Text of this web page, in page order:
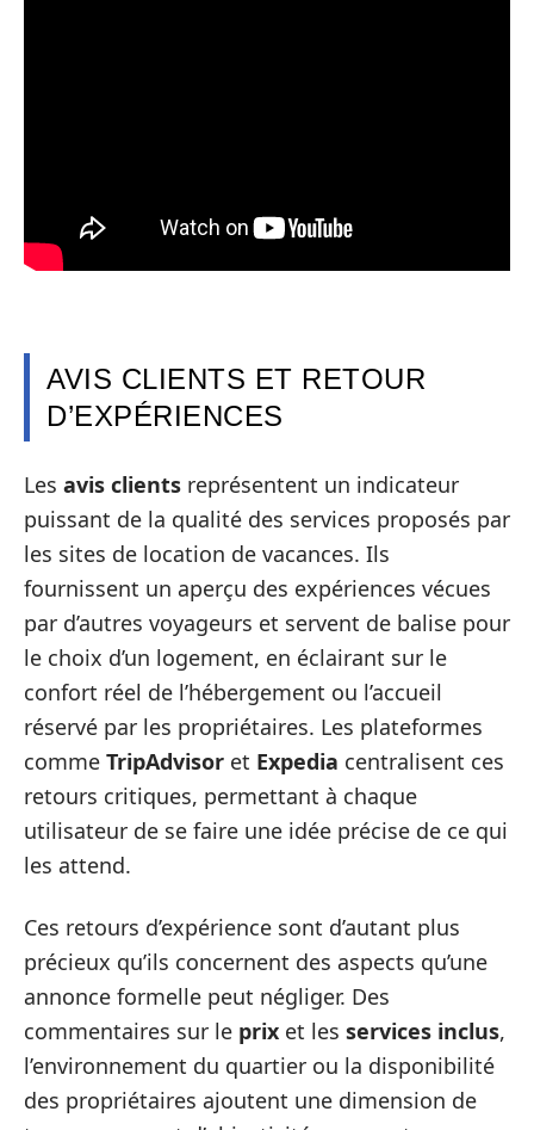
AVIS CLIENTS ET RETOUR
D’EXPÉRIENCES
Les avis clients représentent un indicateur
puissant de la qualité des services proposés par
les sites de location de vacances. Ils
fournissent un aperçu des expériences vécues
par d’autres voyageurs et servent de balise pour
le choix d’un logement, en éclairant sur le
confort réel de l’hébergement ou l’accueil
réservé par les propriétaires. Les plateformes
comme TripAdvisor et Expedia centralisent ces
retours critiques, permettant à chaque
utilisateur de se faire une idée précise de ce qui
les attend.
Ces retours d’expérience sont d’autant plus
précieux qu’ils concernent des aspects qu’une
annonce formelle peut négliger. Des
commentaires sur le prix et les services inclus,
l’environnement du quartier ou la disponibilité
des propriétaires ajoutent une dimension de